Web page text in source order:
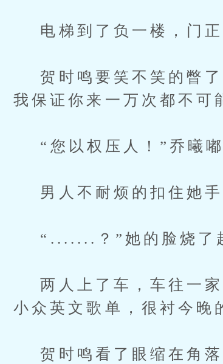
电梯到了负一楼，门正
贺时鸣要笑不笑的瞥了
我保证你来一万次都不可
“您以权压人！”乔曦嘟
男人不耐烦的扣住她手
“.......？”她的脸烧了
两人上了车，车往一家
小众英文歌单，很衬今晚
贺时鸣看了眼缩在角落